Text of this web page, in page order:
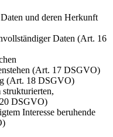
und deren Herkunft
Daten (Art. 16
(Art. 17 DSGVO)
(Art. 18 DSGVO)
strukturierten,
DSGVO)
Interesse beruhende